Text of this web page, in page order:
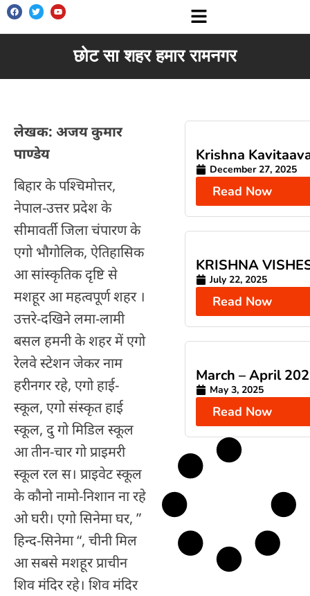
छोट सा शहर हमार रामनगर
लेखक: अजय कुमार
पाण्डेय
बिहार के पश्चिमोत्तर,
नेपाल-उत्तर प्रदेश के
सीमावर्ती जिला चंपारण के
एगो भौगोलिक, ऐतिहासिक
आ सांस्कृतिक दृष्टि से
मशहूर आ महत्वपूर्ण शहर ।
उत्तरे-दखिने लमा-लामी
बसल हमनी के शहर में एगो
रेलवे स्टेशन जेकर नाम
हरीनगर रहे, एगो हाई-
स्कूल, एगो संस्कृत हाई
स्कूल, दु गो मिडिल स्कूल
आ तीन-चार गो प्राइमरी
स्कूल रल स। प्राइवेट स्कूल
के कौनो नामो-निशान ना रहे
ओ घरी। एगो सिनेमा घर, ”
हिन्द-सिनेमा “, चीनी मिल
आ सबसे मशहूर प्राचीन
शिव मंदिर रहे। शिव मंदिर
Krishna
December 27, 2025
Read Now
KRISHNA
July 22, 2025
Read Now
March – April
May 3, 2025
Read Now